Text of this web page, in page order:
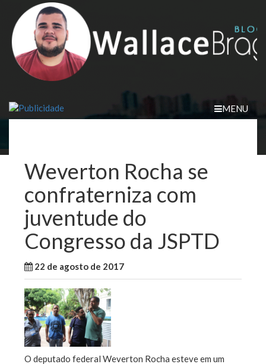
content
MENU
Weverton Rocha se
confraterniza com
juventude do
Congresso da JSPTD
22 de agosto de 2017
O deputado federal Weverton Rocha esteve em um